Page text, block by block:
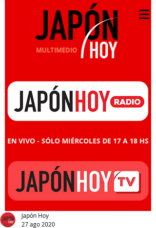
MULTIMEDIO
EN VIVO - SÓLO MIÉRCOLES DE 17 A 18 HS
Japón Hoy
27 ago 2020